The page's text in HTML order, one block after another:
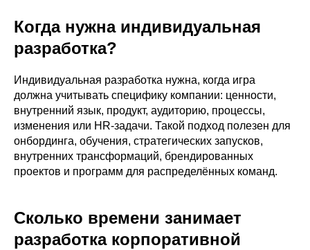
Когда нужна индивидуальная
разработка?
Индивидуальная разработка нужна, когда игра
должна учитывать специфику компании: ценности,
внутренний язык, продукт, аудиторию, процессы,
изменения или HR-задачи. Такой подход полезен для
онбординга, обучения, стратегических запусков,
внутренних трансформаций, брендированных
проектов и программ для распределённых команд.
Сколько времени занимает
разработка корпоративной